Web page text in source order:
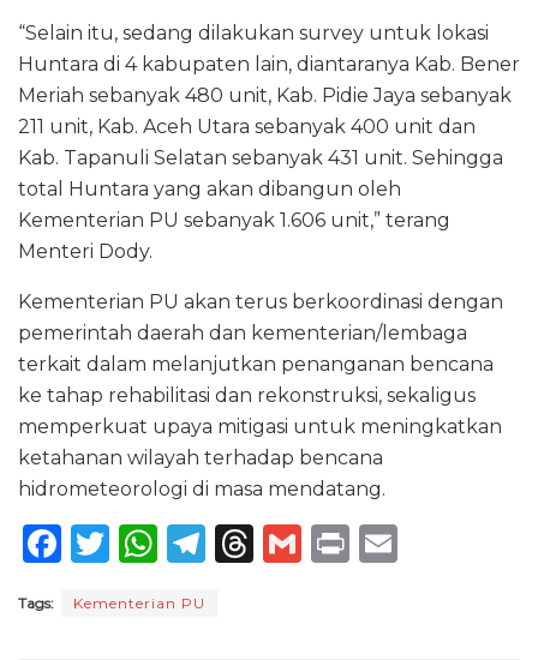
“Selain itu, sedang dilakukan survey untuk lokasi
Huntara di 4 kabupaten lain, diantaranya Kab. Bener
Meriah sebanyak 480 unit, Kab. Pidie Jaya sebanyak
211 unit, Kab. Aceh Utara sebanyak 400 unit dan
Kab. Tapanuli Selatan sebanyak 431 unit. Sehingga
total Huntara yang akan dibangun oleh
Kementerian PU sebanyak 1.606 unit,” terang
Menteri Dody.
Kementerian PU akan terus berkoordinasi dengan
pemerintah daerah dan kementerian/lembaga
terkait dalam melanjutkan penanganan bencana
ke tahap rehabilitasi dan rekonstruksi, sekaligus
memperkuat upaya mitigasi untuk meningkatkan
ketahanan wilayah terhadap bencana
hidrometeorologi di masa mendatang.
F
c
T
it
W
a
T
T
G P
Tags: Kementerian PU